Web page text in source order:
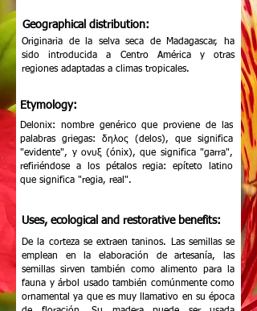
Geographical distribution:
Originaria de la selva seca de Madagascar, ha
sido introducida a Centro América y otras
regiones adaptadas a climas tropicales.
Etymology:
Delonix: nombre genérico que proviene de las
palabras griegas: δηλος (delos), que significa
"evidente", y ονυξ (ónix), que significa "garra",
refiriéndose a los pétalos regia: epíteto latino
que significa "regia, real".
Uses, ecological and restorative benefits:
De la corteza se extraen taninos. Las semillas se
emplean en la elaboración de artesanía, las
semillas sirven también como alimento para la
fauna y árbol usado también comúnmente como
ornamental ya que es muy llamativo en su época